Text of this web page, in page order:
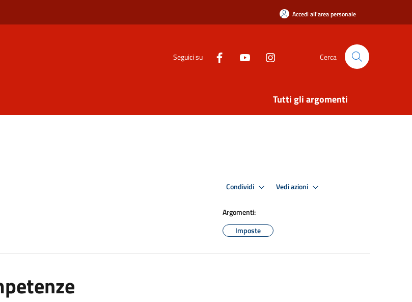
Accedi all'area personale
Seguici su Cerca
Tutti gli argomenti
Condividi Vedi azioni
Argomenti:
Imposte